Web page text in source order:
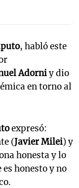
, habló este
Adorniy dio
en torno al
expresó:
(Javier Milei) y
honesta y lo
honesto y no